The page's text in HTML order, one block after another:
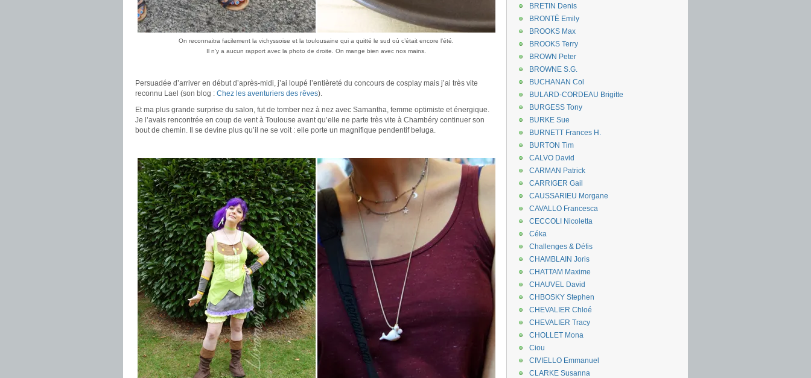
On reconnaitra facilement la vichyssoise et la toulousaine qui a quitté le sud où c’était encore l’été.
Il n’y a aucun rapport avec la photo de droite. On mange bien avec nos mains.
Persuadée d’arriver en début d’après-midi, j’ai loupé l’entièreté du concours de cosplay mais j’ai très vite
reconnu Lael (son blog : Chez les aventuriers des rêves).
Et ma plus grande surprise du salon, fut de tomber nez à nez avec Samantha, femme optimiste et énergique.
Je l’avais rencontrée en coup de vent à Toulouse avant qu’elle ne parte très vite à Chambéry continuer son
bout de chemin. Il se devine plus qu’il ne se voit : elle porte un magnifique pendentif beluga.
BRETIN Denis
BRONTË Emily
BROOKS Max
BROOKS Terry
BROWN Peter
BROWNE S.G.
BUCHANAN Col
BULARD-CORDEAU Brigitte
BURGESS Tony
BURKE Sue
BURNETT Frances H.
BURTON Tim
CALVO David
CARMAN Patrick
CARRIGER Gail
CAUSSARIEU Morgane
CAVALLO Francesca
CECCOLI Nicoletta
Céka
Challenges & Défis
CHAMBLAIN Joris
CHATTAM Maxime
CHAUVEL David
CHBOSKY Stephen
CHEVALIER Chloé
CHEVALIER Tracy
CHOLLET Mona
Ciou
CIVIELLO Emmanuel
CLARKE Susanna